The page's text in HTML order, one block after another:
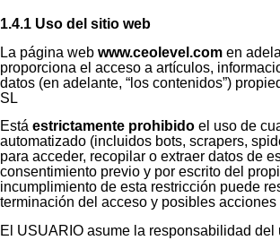
1.4.1 Uso del sitio web
La página web www.ceolevel.com en
proporciona el acceso a artículos,
datos (en adelante, “los contenidos”)
SL
Está estrictamente prohibido el uso de
automatizado (incluidos bots, scrapers,
para acceder, recopilar o extraer datos de
consentimiento previo y por escrito del
incumplimiento de esta restricción puede
terminación del acceso y posibles acciones
El USUARIO asume la responsabilidad del